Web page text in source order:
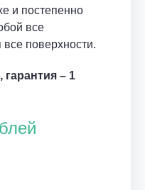
и постепенно
все
поверхности.
– 1